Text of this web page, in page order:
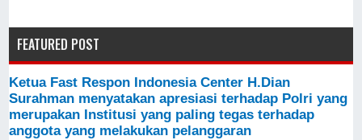
FEATURED POST
Ketua Fast Respon Indonesia Center H.Dian
Surahman menyatakan apresiasi terhadap Polri yang
merupakan Institusi yang paling tegas terhadap
anggota yang melakukan pelanggaran